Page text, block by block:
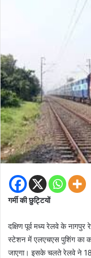
गर्मी की छुट्टियों
दक्षिण पूर्व मध्य रेलवे के
स्टेशन में एलएचएस पुशिंग का
जाएगा। इसके चलते रेलवे ने